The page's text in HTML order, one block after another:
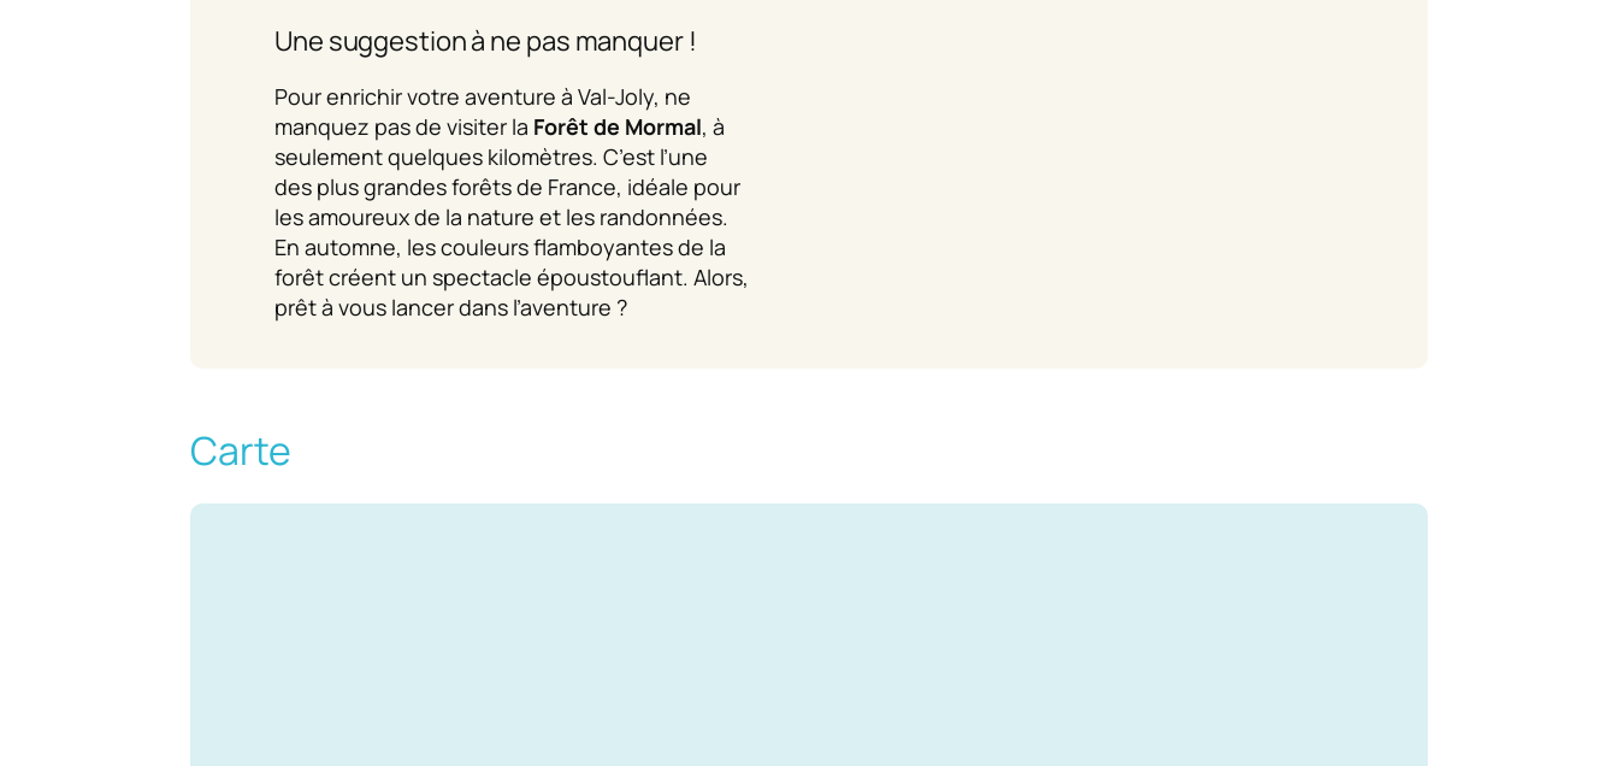
Une suggestion à ne pas manquer !
Pour enrichir votre aventure à Val-Joly, ne
manquez pas de visiter la Forêt de Mormal, à
seulement quelques kilomètres. C’est l’une
des plus grandes forêts de France, idéale pour
les amoureux de la nature et les randonnées.
En automne, les couleurs flamboyantes de la
forêt créent un spectacle époustouflant. Alors,
prêt à vous lancer dans l’aventure ?
Carte